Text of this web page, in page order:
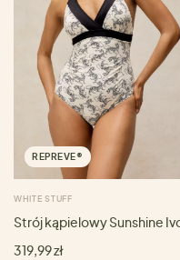
REPREVE®
WHITE STUFF
Strój kąpielowy Sunshine
319,99 zł